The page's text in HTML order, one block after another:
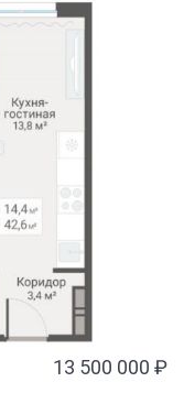
13 500 000 ₽